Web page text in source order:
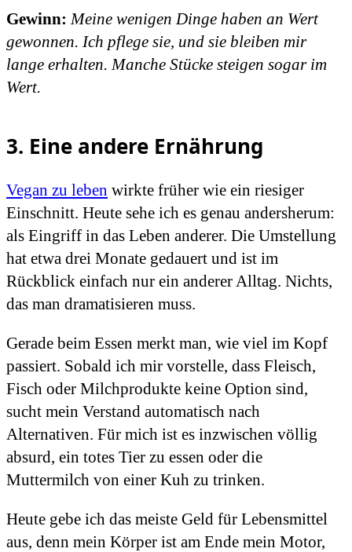
Gewinn: Meine wenigen Dinge haben an Wert
gewonnen. Ich pflege sie, und sie bleiben mir
lange erhalten. Manche Stücke steigen sogar im
Wert.
3. Eine andere Ernährung
Vegan zu leben wirkte früher wie ein riesiger
Einschnitt. Heute sehe ich es genau andersherum:
als Eingriff in das Leben anderer. Die Umstellung
hat etwa drei Monate gedauert und ist im
Rückblick einfach nur ein anderer Alltag. Nichts,
das man dramatisieren muss.
Gerade beim Essen merkt man, wie viel im Kopf
passiert. Sobald ich mir vorstelle, dass Fleisch,
Fisch oder Milchprodukte keine Option sind,
sucht mein Verstand automatisch nach
Alternativen. Für mich ist es inzwischen völlig
absurd, ein totes Tier zu essen oder die
Muttermilch von einer Kuh zu trinken.
Heute gebe ich das meiste Geld für Lebensmittel
aus, denn mein Körper ist am Ende mein Motor,